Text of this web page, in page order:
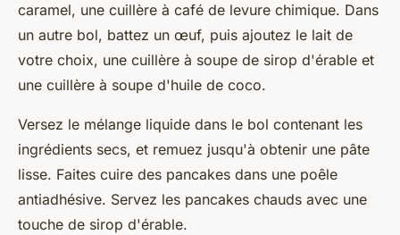
caramel, une cuillère à café de levure chimique. Dans
un autre bol, battez un œuf, puis ajoutez le lait de
votre choix, une cuillère à soupe de sirop d'érable et
une cuillère à soupe d'huile de coco.
Versez le mélange liquide dans le bol contenant les
ingrédients secs, et remuez jusqu'à obtenir une pâte
lisse. Faites cuire des pancakes dans une poêle
antiadhésive. Servez les pancakes chauds avec une
touche de sirop d'érable.